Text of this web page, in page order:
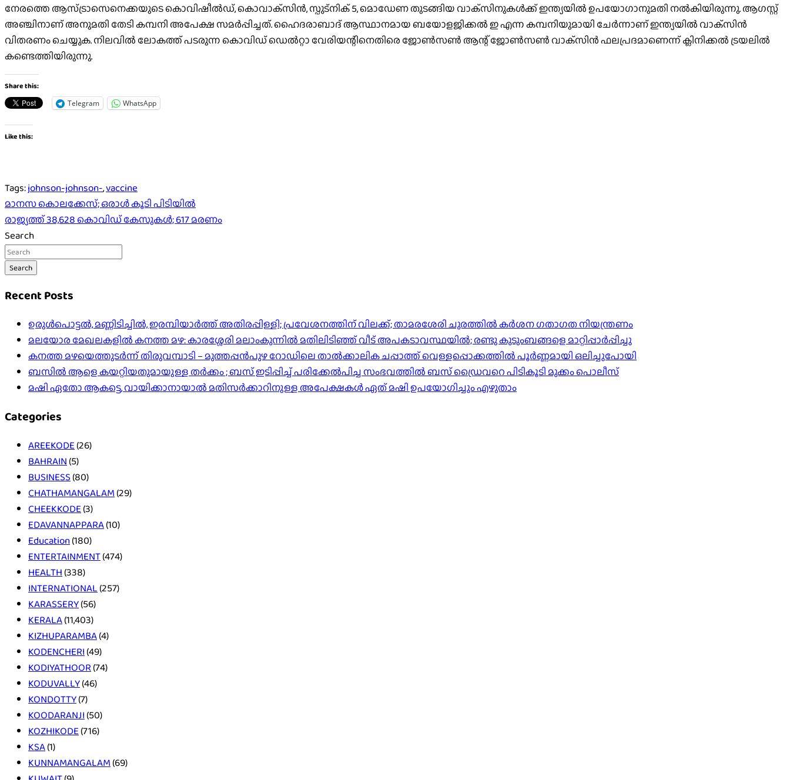
നേരത്തെ ആസ്ട്രാസെനെക്കയുടെ കൊവിഷീല്‍ഡ്, കൊവാക്‌സിന്‍, സ്പുട്‌നിക് 5, മൊഡേണ തുടങ്ങിയ വാക്‌സിനുകള്‍ക്ക് ഇന്ത്യയില്‍ ഉപയോഗാനുമതി നല്‍കിയിരുന്നു. ആഗസ്റ്റ്
അഞ്ചിനാണ് അനുമതി തേടി കമ്പനി അപേക്ഷ സമര്‍പ്പിച്ചത്. ഹൈദരാബാദ് ആസ്ഥാനമായ ബയോളജിക്കല്‍ ഇ എന്ന കമ്പനിയുമായി ചേര്‍ന്നാണ് ഇന്ത്യയില്‍ വാക്‌സിന്‍
വിതരണം ചെയ്യുക. നിലവില്‍ ലോകത്ത് പടരുന്ന കൊവിഡ് ഡെല്‍റ്റാ വേരിയന്റിനെതിരെ ജോണ്‍സണ്‍ ആന്റ് ജോണ്‍സണ്‍ വാക്‌സിന്‍ ഫലപ്രദമാണെന്ന് ക്ലിനിക്കല്‍ ട്രയലില്‍
കണ്ടെത്തിയിരുന്നു.
Share this:
Telegram WhatsApp
Like this:
Tags:johnson-johnson-,vaccine
Post
navigation
മാനസ കൊലക്കേസ്; ഒരാള്‍ കൂടി പിടിയില്‍
രാജ്യത്ത് 38,628 കൊവിഡ് കേസുകൾ; 617 മരണം
Search
Search
Recent Posts
ഉരുൾപൊട്ടൽ, മണ്ണിടിച്ചിൽ, ഇരമ്പിയാര്‍ത്ത് അതിരപ്പിള്ളി; പ്രവേശനത്തിന് വിലക്ക്; താമരശേരി ചുരത്തില്‍ കര്‍ശന ഗതാഗത നിയന്ത്രണം
മലയോര മേഖലകളിൽ കനത്ത മഴ: കാരശ്ശേരി മലാംകുന്നിൽ മതിലിടിഞ്ഞ് വീട് അപകടാവസ്ഥയിൽ; രണ്ടു കുടുംബങ്ങളെ മാറ്റിപ്പാർപ്പിച്ചു
കനത്ത മഴയെത്തുടർന്ന് തിരുവമ്പാടി – മുത്തപ്പൻപുഴ റോഡിലെ താൽക്കാലിക ചപ്പാത്ത് വെള്ളപ്പൊക്കത്തിൽ പൂർണ്ണമായി ഒലിച്ചുപോയി
ബസിൽ ആളെ കയറ്റിയതുമായുള്ള തർക്കം ; ബസ് ഇടിപ്പിച്ച് പരിക്കേൽപിച്ച സംഭവത്തിൽ ബസ് ഡ്രൈവറെ പിടികൂടി മുക്കം പൊലീസ്
മഷി ഏതോ ആകട്ടെ, വായിക്കാനായാൽ മതി​സർക്കാറിനുള്ള അപേക്ഷകൾ ഏത് മഷി ഉപയോഗിച്ചും എഴുതാം
Categories
AREEKODE(26)
BAHRAIN(5)
BUSINESS(80)
CHATHAMANGALAM(29)
CHEEKKODE(3)
EDAVANNAPPARA(10)
Education(180)
ENTERTAINMENT(474)
HEALTH(338)
INTERNATIONAL(257)
KARASSERY(56)
KERALA(11,403)
KIZHUPARAMBA(4)
KODENCHERI(49)
KODIYATHOOR(74)
KODUVALLY(46)
KONDOTTY(7)
KOODARANJI(50)
KOZHIKODE(716)
KSA(1)
KUNNAMANGALAM(69)